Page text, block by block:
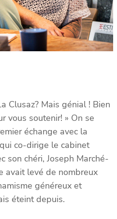
Clusaz? Mais génial ! Bien
vous soutenir! » On se
échange avec la
co-dirige le cabinet
son chéri, Joseph Marché-
avait levé de nombreux
généreux et
éteint depuis.